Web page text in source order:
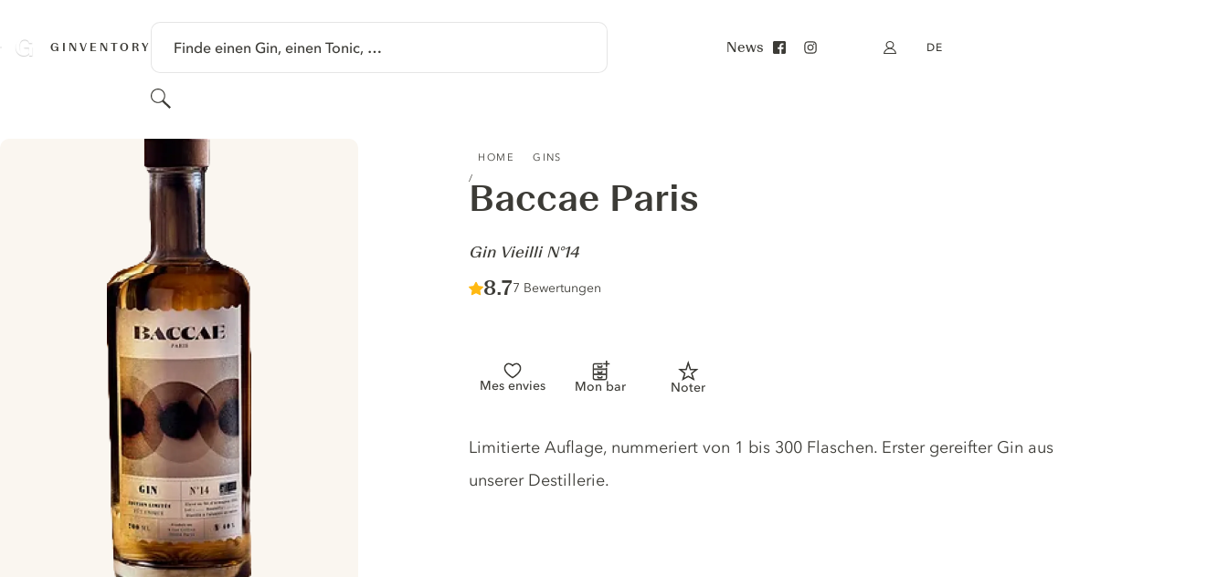
GINVENTORY Finde einen Gin, einen Tonic, …
Suchen
News Mein Konto
DE
HOME GINS
Baccae Paris
-
Gin Vieilli N°14
Score :
8.7/ 10
7 Bewertungen
Mes envies Mon bar Noter
Gin description
Limitierte Auflage, nummeriert von 1 bis 300 Flaschen. Erster gereifter Gin aus
unserer Destillerie.